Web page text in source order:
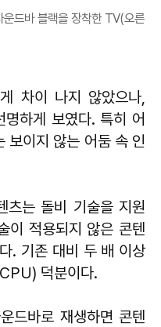
드바 블랙을 장착한 TV(오른
차이 나지 않았으나,
하게 보였다. 특히 어
보이지 않는 어둠 속 인
츠는 돌비 기술을 지원
이 적용되지 않은 콘텐
. 기존 대비 두 배 이상
덕분이다.
드바로 재생하면 콘텐